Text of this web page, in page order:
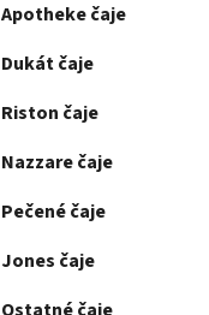
Apotheke čaje
Dukát čaje
Riston čaje
Nazzare čaje
Pečené čaje
Jones čaje